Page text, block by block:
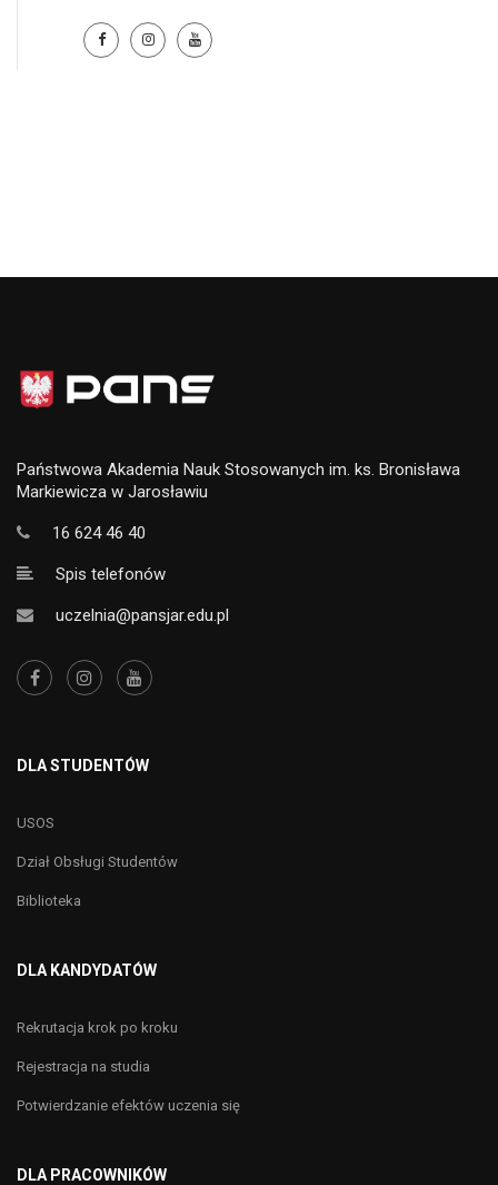
Państwowa Akademia Nauk Stosowanych im. ks. Bronisława
Markiewicza w Jarosławiu
16 624 46 40
Spis telefonów
uczelnia@pansjar.edu.pl
DLA STUDENTÓW
USOS
Dział Obsługi Studentów
Biblioteka
DLA KANDYDATÓW
Rekrutacja krok po kroku
Rejestracja na studia
Potwierdzanie efektów uczenia się
DLA PRACOWNIKÓW